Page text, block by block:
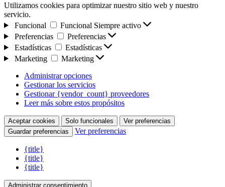
Utilizamos cookies para optimizar nuestro sitio web y nuestro
servicio.
Funcional
Funcional Siempre activo
Preferencias
Preferencias
Estadísticas
Estadísticas
Marketing
Marketing
Administrar opciones
Gestionar los servicios
Gestionar {vendor_count} proveedores
Leer más sobre estos propósitos
Aceptar cookies Solo funcionales
Ver preferencias
Guardar preferencias
Ver preferencias
{title}
{title}
{title}
Administrar consentimiento